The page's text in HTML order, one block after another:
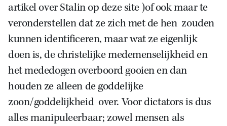
artikel over Stalin op deze site )of ook maar te
veronderstellen dat ze zich met de hen zouden
kunnen identificeren, maar wat ze eigenlijk
doen is, de christelijke medemenselijkheid en
het mededogen overboord gooien en dan
houden ze alleen de goddelijke
zoon/goddelijkheid over. Voor dictators is dus
alles manipuleerbaar; zowel mensen als